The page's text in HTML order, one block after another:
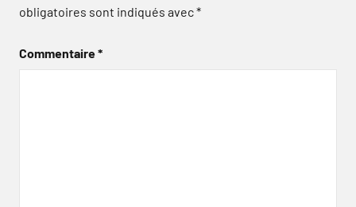
obligatoires sont indiqués avec*
Commentaire*